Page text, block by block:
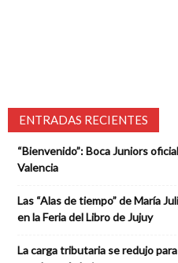
ENTRADAS RECIENTES
“Bienvenido”: Boca Juniors
Valencia
Las “Alas de tiempo” de María
en la Feria del Libro de Jujuy
La carga tributaria se redujo